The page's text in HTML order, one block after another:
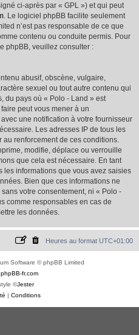
ci-après par « GPL ») et qui peut
. Le logiciel phpBB facilite seulement
n’est pas responsable de ce que
contenu ou conduite permis. Pour
phpBB, veuillez consulter :
abusif, obscène, vulgaire,
sexuel ou tout autre contenu qui
du pays où « Polo - Land » est
peut vous mener à un
une notification à votre fournisseur
Les adresses IP de tous les
renforcement de ces conditions.
modifie, déplace ou verrouille
que cela est nécessaire. En tant
les informations que vous avez saisies
Bien que ces informations ne
votre consentement, ni « Polo -
comme responsables en cas de
les données.
Heures au format UTC+01:00
Software © phpBB Limited
phpBB-fr.com
©Jester
| Conditions